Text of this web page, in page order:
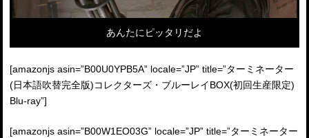
あんたにピッタリだよ
[amazonjs asin=”B00U0YPB5A” locale=”JP” title=”ターミネーター
(日本語吹替完全版)コレクターズ・ブルーレイBOX(初回生産限定)
Blu-ray”]
[amazonjs asin=”B00W1EO03G” locale=”JP” title=”ターミネーター